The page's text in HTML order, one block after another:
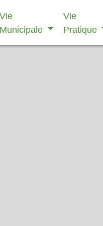
Vie
Municipale
Vie
Pratique